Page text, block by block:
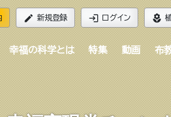
edit 新規登録 login ログイン local_florist
幸福の科学とは 特集 動画 布